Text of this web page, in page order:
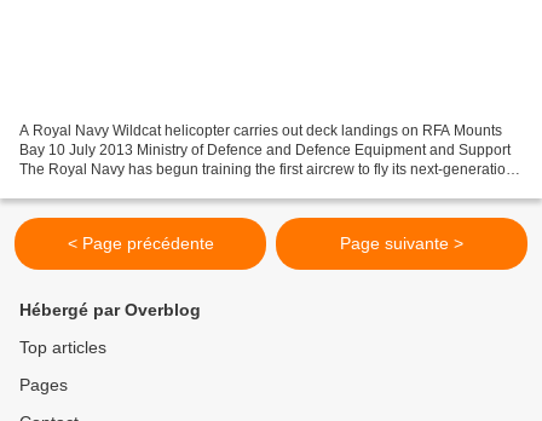
A Royal Navy Wildcat helicopter carries out deck landings on RFA Mounts
Bay 10 July 2013 Ministry of Defence and Defence Equipment and Support
The Royal Navy has begun training the first aircrew to fly its next-generation
< Page précédente Page suivante >
Hébergé par Overblog
Top articles
Pages